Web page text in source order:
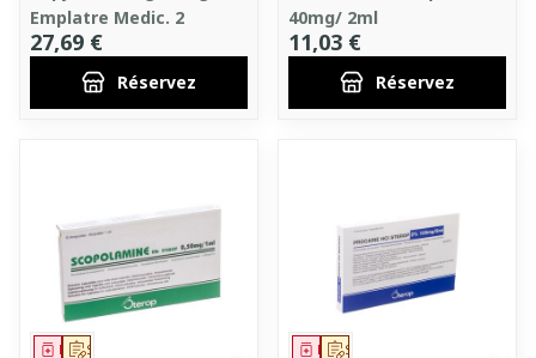
Emplatre Medic. 2
27,69 €
Réservez
40mg/ 2ml
11,03 €
Réservez
Sur prescription
Médicament Sur prescription
Médicament